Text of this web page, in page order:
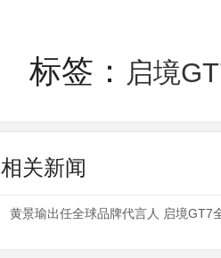
标签： 启境
相关新闻
黄景瑜出任全球品牌代言人 启境GT7